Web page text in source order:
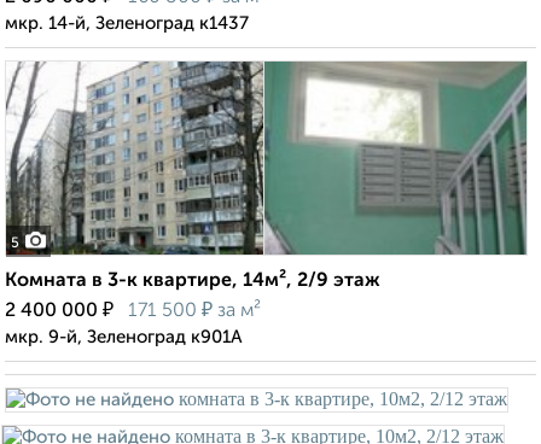
мкр. 14-й, Зеленоград к1437
5
Комната в 3-к квартире, 14м², 2/9 этаж
2 400 000 ₽ 171 500 ₽ за м²
мкр. 9-й, Зеленоград к901А